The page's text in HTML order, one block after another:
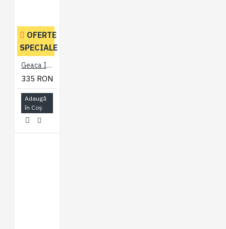
OFERTE
SPECIALE
Geaca Impermeabila Negru - Black rain jacket - 2XL 3XL 4XL 5XL 6XL 7XL
335 RON
Adaugă
în Coş